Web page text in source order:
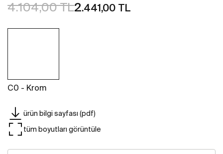
4.104,00 TL2.441,00 TL
C0 - Krom
ürün bilgi sayfası (pdf)
tüm boyutları görüntüle